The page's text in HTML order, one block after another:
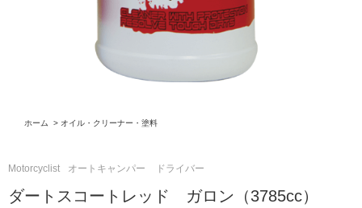
ホーム > オイル・クリーナー・塗料
Motorcyclist オートキャンパー ドライバー
ダートスコートレッド ガロン（3785cc）